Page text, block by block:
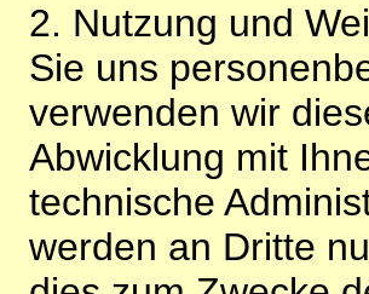
2. Nutzung und
Sie uns
verwenden wir
Abwicklung mit
technische
werden an Dritte